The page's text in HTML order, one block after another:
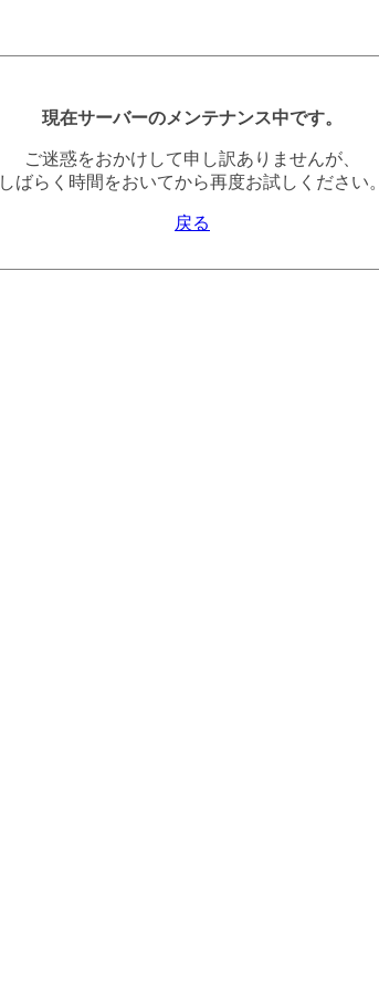
現在サーバーのメンテナンス中です。
ご迷惑をおかけして申し訳ありませんが、
しばらく時間をおいてから再度お試しください。
戻る